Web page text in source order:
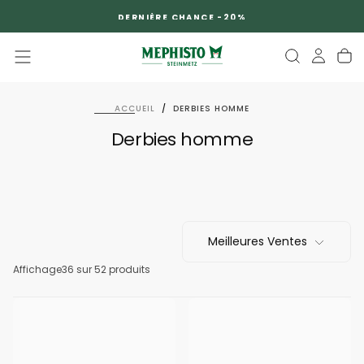
DERNIÈRE CHANCE -20%
ACCUEIL / DERBIES HOMME
Derbies homme
Meilleures Ventes
Affichage36 sur 52 produits